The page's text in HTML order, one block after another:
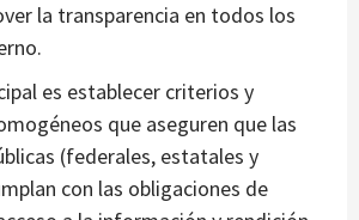
la transparencia en todos los
es establecer criterios y
que aseguren que las
(federales, estatales y
con las obligaciones de